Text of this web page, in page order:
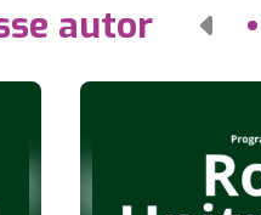
autor